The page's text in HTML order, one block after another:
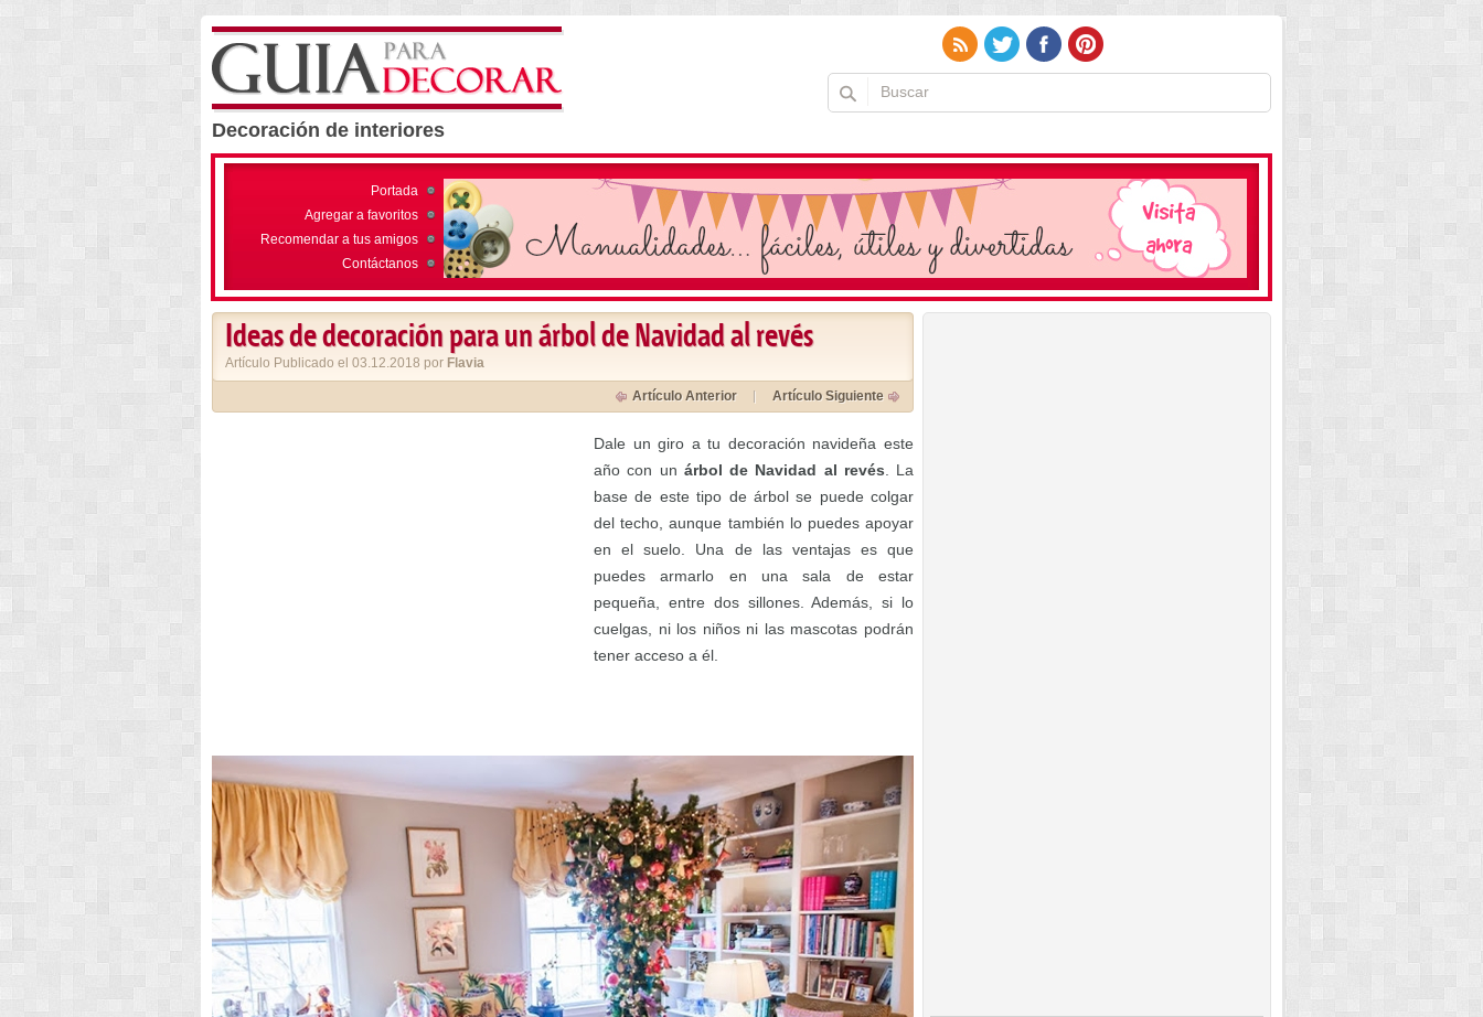
Decoración de interiores
Portada
Agregar a favoritos
Recomendar a tus amigos
Contáctanos
Ideas de decoración para un árbol de Navidad al revés
Artículo Publicado el 03.12.2018 por Flavia
Artículo Anterior Artículo Siguiente
Dale un giro a tu decoración navideña este
año con un árbol de Navidad al revés . La
base de este tipo de árbol se puede colgar
del techo, aunque también lo puedes apoyar
en el suelo. Una de las ventajas es que
puedes armarlo en una sala de estar
pequeña, entre dos sillones. Además, si lo
cuelgas, ni los niños ni las mascotas podrán
tener acceso a él.